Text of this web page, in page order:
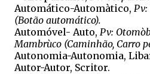
Automático-Automàtico,
(Botão automático).
Automóvel- Auto, Pv:
Mambrùco (Caminhão, Carro
Autonomia-Autonomia,
Autor-Autor, Scritor.